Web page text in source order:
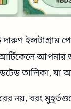
ইন্সটাগ্রাম
আপনার
তালিকা, যা
বরং